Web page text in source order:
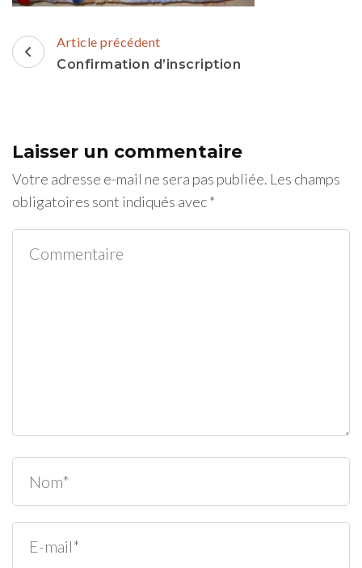
Navigation
d'article
Article précédent
Confirmation d’inscription
Laisser un commentaire
Votre adresse e-mail ne sera pas publiée. Les champs
obligatoires sont indiqués avec*